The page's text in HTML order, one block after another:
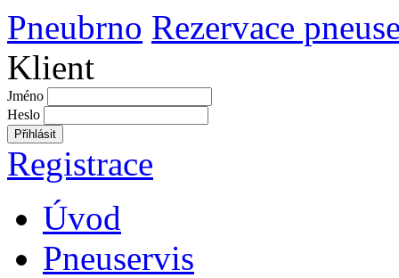
Pneubrno Rezervace
Klient
Jméno
Heslo
Přihlásit
Registrace
Úvod
Pneuservis